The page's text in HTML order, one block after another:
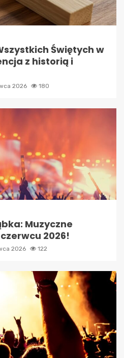
Świętych w
z historią i
2026 180
Muzyczne
2026!
2026 122